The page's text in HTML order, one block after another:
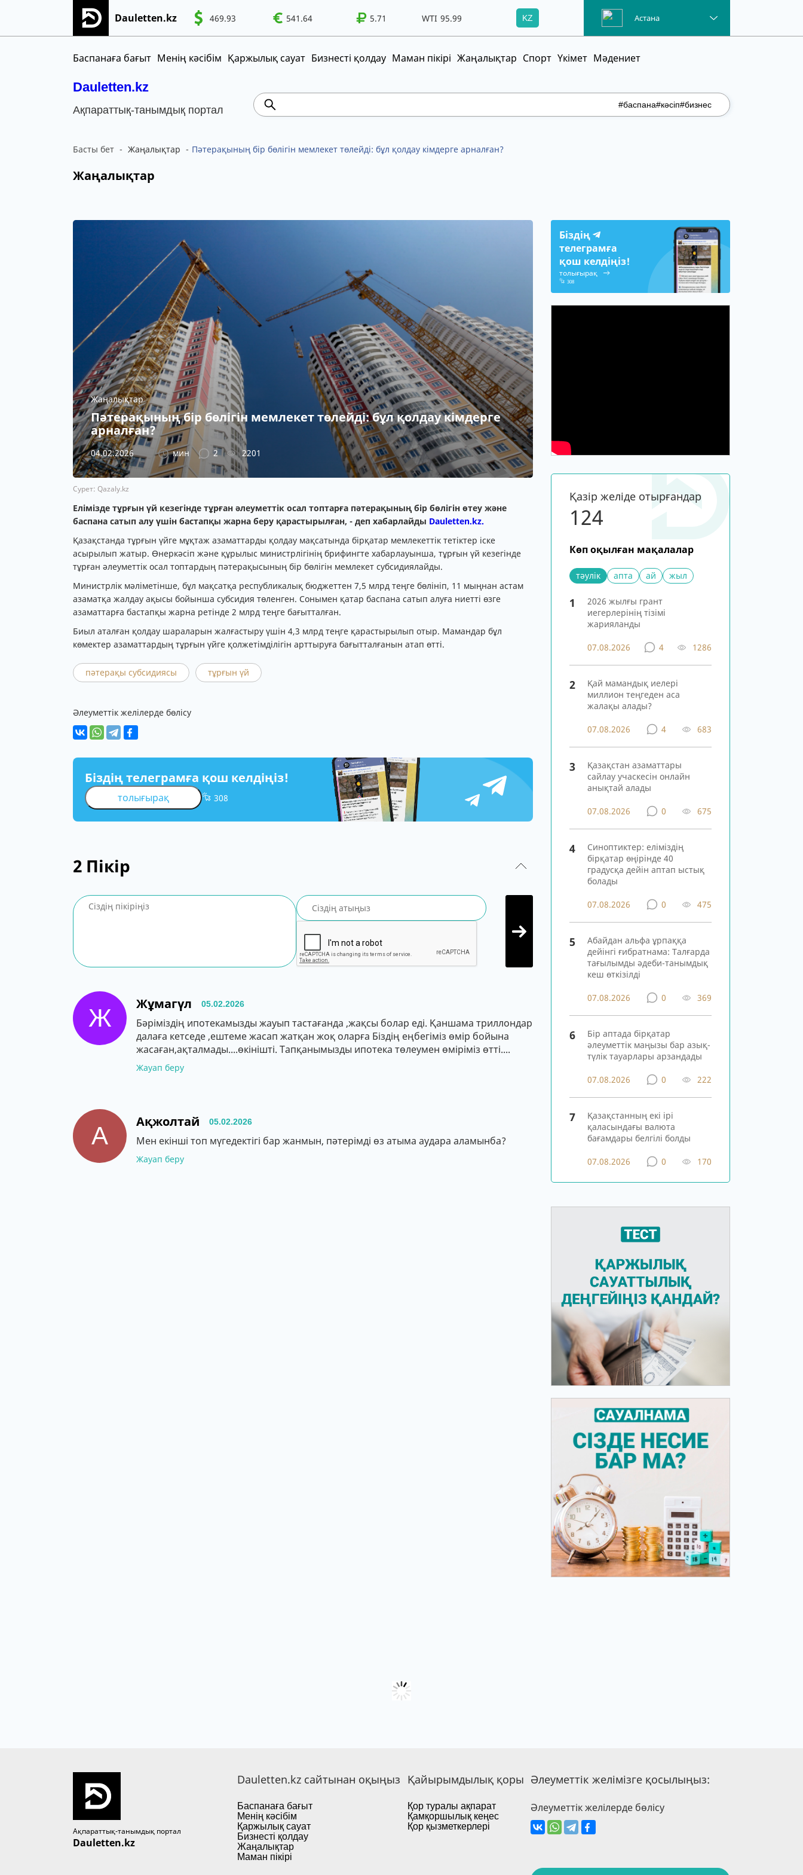
Dauletten.kz 469.93 541.64 5.71
WTI Brent 100.41 WTI 95.99 100.41KZ Астана
Баспанаға бағыт Менің кәсібім Қаржылық сауат Бизнесті қолдау Маман пікірі Жаңалықтар Спорт Үкімет Мәдениет
Dauletten.kz
Ақпараттық-танымдық портал #баспана#кәсіп#бизнес
Сіздің өтінішіңіз сәтті жіберілді, Рақмет!
Басты бет Жаңалықтар Пәтерақының бір бөлігін мемлекет төлейді: бұл қолдау кімдерге арналған?
Жаңалықтар
Жаңалықтар
Пәтерақының бір бөлігін мемлекет төлейді: бұл қолдау кімдерге
арналған?
04.02.2026 мин 2 2201
Сурет: Qazaly.kz
Елімізде тұрғын үй кезегінде тұрған әлеуметтік осал топтарға пәтерақының бір бөлігін өтеу және
баспана сатып алу үшін бастапқы жарна беру қарастырылған, - деп хабарлайды Dauletten.kz.
Қазақстанда тұрғын үйге мұқтаж азаматтарды қолдау мақсатында бірқатар мемлекеттік тетіктер іске
асырылып жатыр. Өнеркәсіп және құрылыс министрлігінің брифингте хабарлауынша, тұрғын үй кезегінде
тұрған әлеуметтік осал топтардың пәтерақысының бір бөлігін мемлекет субсидиялайды.
Министрлік мәліметінше, бұл мақсатқа республикалық бюджеттен 7,5 млрд теңге бөлініп, 11 мыңнан астам
азаматқа жалдау ақысы бойынша субсидия төленген. Сонымен қатар баспана сатып алуға ниетті өзге
азаматтарға бастапқы жарна ретінде 2 млрд теңге бағытталған.
Биыл аталған қолдау шараларын жалғастыру үшін 4,3 млрд теңге қарастырылып отыр. Мамандар бұл
көмектер азаматтардың тұрғын үйге қолжетімділігін арттыруға бағытталғанын атап өтті.
пәтерақы субсидиясы тұрғын үй
Әлеуметтік желілерде бөлісу
Біздің телеграмға қош келдіңіз!
толығырақ 308
2 Пікір
Ж
Жұмагүл 05.02.2026
Бәріміздің ипотекамызды жауып тастағанда ,жақсы болар еді. Қаншама триллондар
далаға кетседе ,ештеме жасап жатқан жоқ оларға Біздің еңбегіміз өмір бойына
жасаған,ақталмады....өкінішті. Тапқанымызды ипотека төлеумен өміріміз өтті....
Жауап беру
А
Ақжолтай 05.02.2026
Мен екінші топ мүгедектігі бар жанмын, пәтерімді өз атыма аудара аламынба?
Жауап беру
Біздің
телеграмға
қош келдіңіз!
толығырақ
308
Қазір желіде отырғандар
124
Көп оқылған мақалалар
тәулік апта ай жыл
1
2026 жылғы грант
иегерлерінің тізімі
жарияланды
07.08.2026 4 1286
2
Қай мамандық иелері
миллион теңгеден аса
жалақы алады?
07.08.2026 4 683
3
Қазақстан азаматтары
сайлау учаскесін онлайн
анықтай алады
07.08.2026 0 675
4
Синоптиктер: еліміздің
бірқатар өңірінде 40
градусқа дейін аптап ыстық
болады
07.08.2026 0 475
5
Абайдан альфа ұрпаққа
дейінгі ғибратнама: Талғарда
тағылымды әдеби-танымдық
кеш өткізілді
07.08.2026 0 369
6
Бір аптада бірқатар
әлеуметтік маңызы бар азық-
түлік тауарлары арзандады
07.08.2026 0 222
7
Қазақстанның екі ірі
қаласындағы валюта
бағамдары белгілі болды
07.08.2026 0 170
Ақпараттық-танымдық портал
Dauletten.kz
Dauletten.kz сайтынан оқыңыз
Баспанаға бағыт
Менің кәсібім
Қаржылық сауат
Бизнесті қолдау
Жаңалықтар
Маман пікірі
Қайырымдылық қоры
Қор туралы ақпарат
Қамқоршылық кеңес
Қор қызметкерлері
Әлеуметтік желімізге қосылыңыз:
Әлеуметтік желілерде бөлісу